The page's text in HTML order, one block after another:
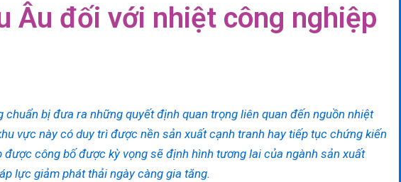
Âu đối với nhiệt công nghiệp
bị đưa ra những quyết định quan trọng liên quan đến nguồn nhiệt
vực này có duy trì được nền sản xuất cạnh tranh hay tiếp tục chứng kiến
công bố được kỳ vọng sẽ định hình tương lai của ngành sản xuất
lực giảm phát thải ngày càng gia tăng.